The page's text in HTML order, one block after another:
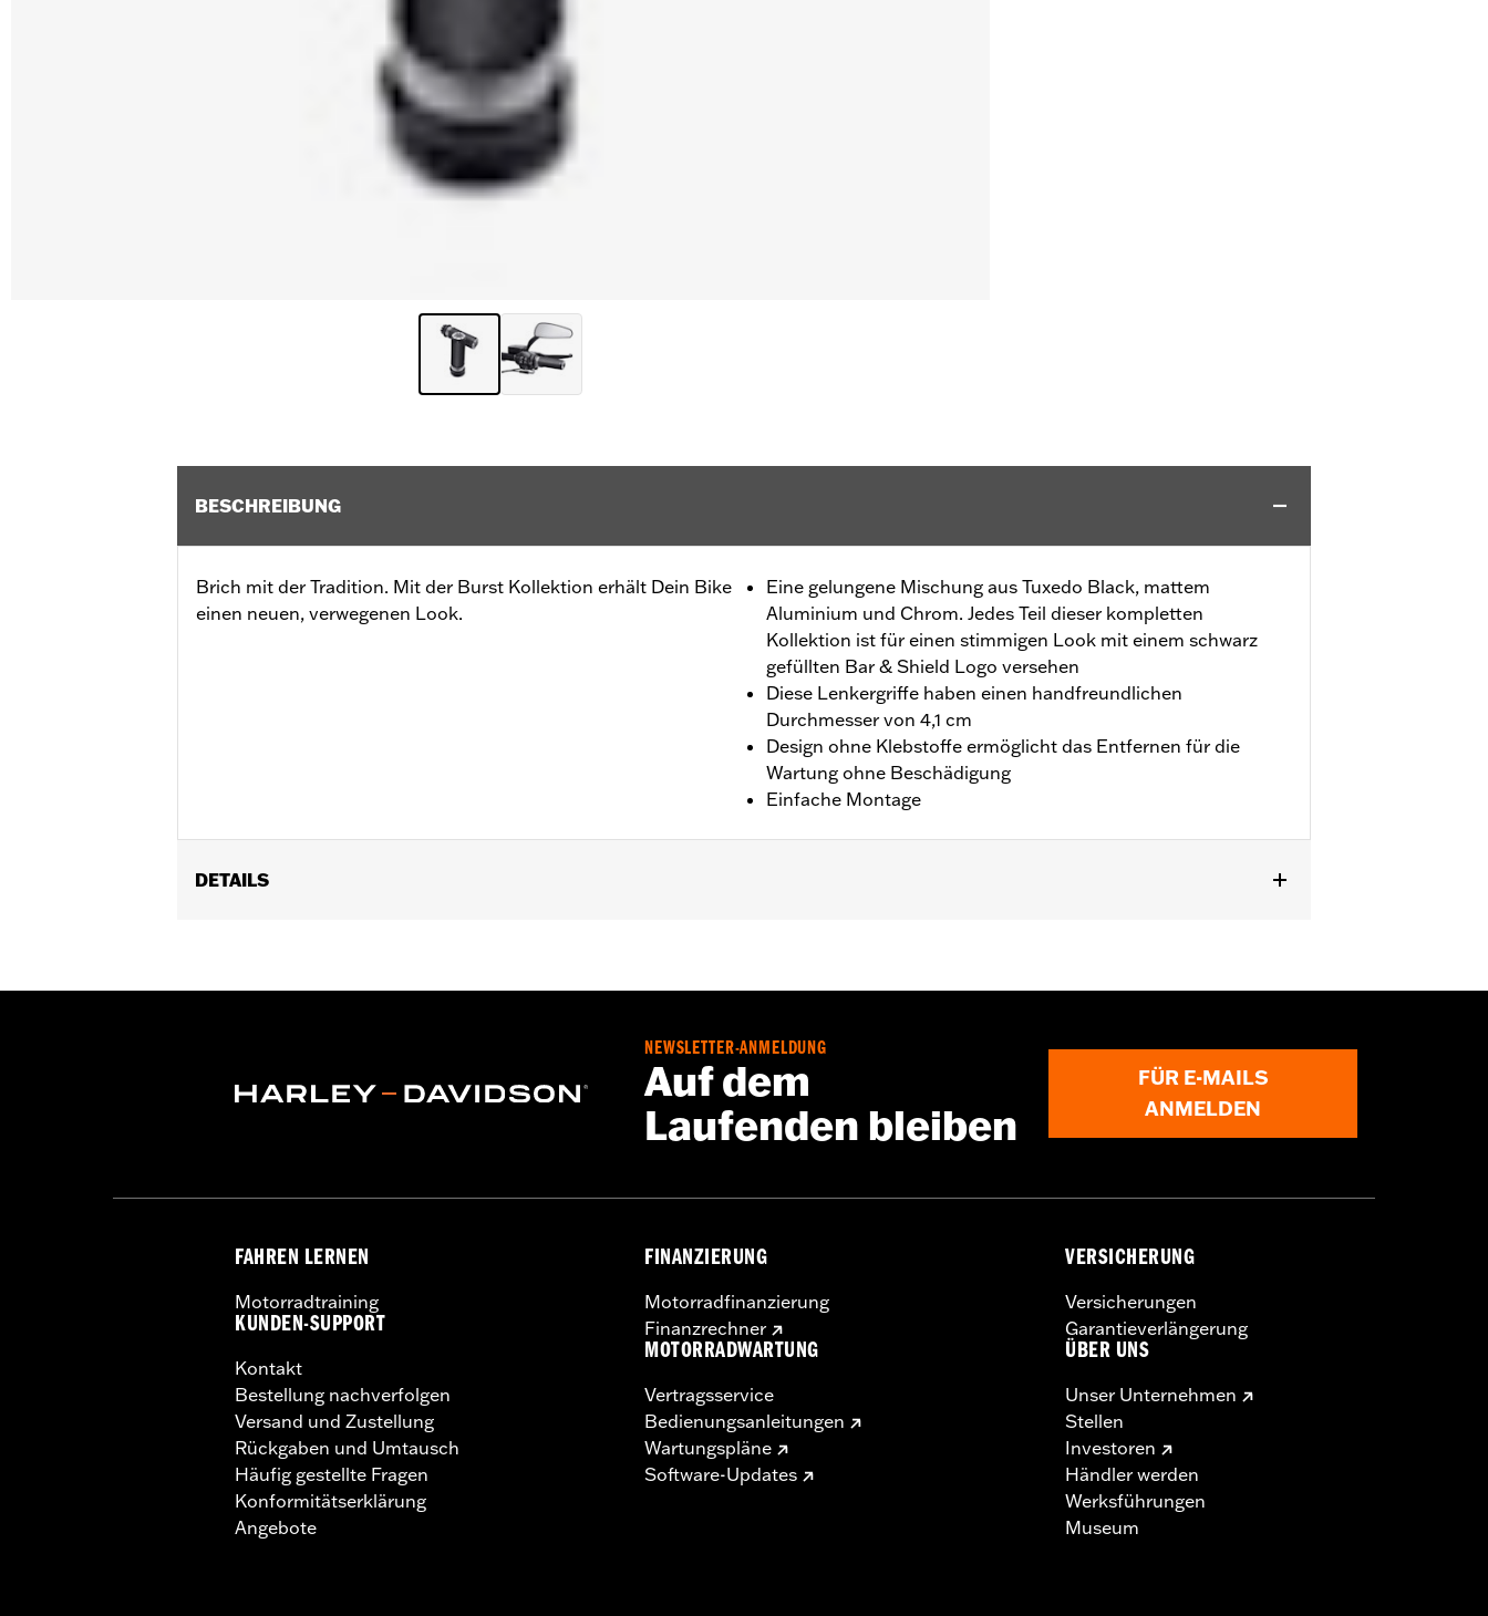
BESCHREIBUNG
Brich mit der Tradition. Mit der Burst Kollektion erhält Dein Bike
einen neuen, verwegenen Look.
Eine gelungene Mischung aus Tuxedo Black, mattem
Aluminium und Chrom. Jedes Teil dieser kompletten
Kollektion ist für einen stimmigen Look mit einem schwarz
gefüllten Bar & Shield Logo versehen
Diese Lenkergriffe haben einen handfreundlichen
Durchmesser von 4,1 cm
Design ohne Klebstoffe ermöglicht das Entfernen für die
Wartung ohne Beschädigung
Einfache Montage
DETAILS
Installationsanleitung
In Einheiten erhältlich:Paar
www.h-d.com/warranty for full details
NEWSLETTER-ANMELDUNG
Auf dem
Laufenden bleiben
FÜR E-MAILS
ANMELDEN
FAHREN LERNEN
Motorradtraining
KUNDEN-SUPPORT
Kontakt
Bestellung nachverfolgen
Versand und Zustellung
Rückgaben und Umtausch
Häufig gestellte Fragen
Konformitätserklärung
Angebote
FINANZIERUNG
Motorradfinanzierung
Finanzrechner
MOTORRADWARTUNG
Vertragsservice
Bedienungsanleitungen
Wartungspläne
Software-Updates
VERSICHERUNG
Versicherungen
Garantieverlängerung
ÜBER UNS
Unser Unternehmen
Stellen
Investoren
Händler werden
Werksführungen
Museum